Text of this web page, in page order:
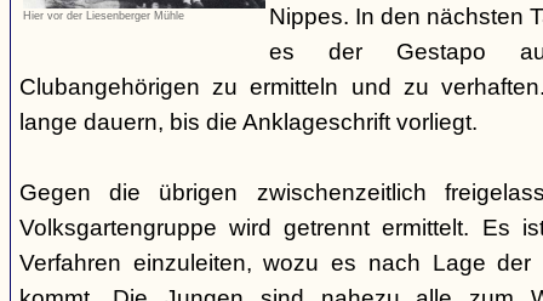
Hier vor der Liesenberger Mühle
Nippes. In den nächsten
es der Gestapo
Clubangehörigen zu ermitteln und zu
lange dauern, bis die Anklageschrift vorliegt.
Gegen die übrigen zwischenzeitlich
Volksgartengruppe wird getrennt ermittelt. Es
Verfahren einzuleiten, wozu es nach Lage